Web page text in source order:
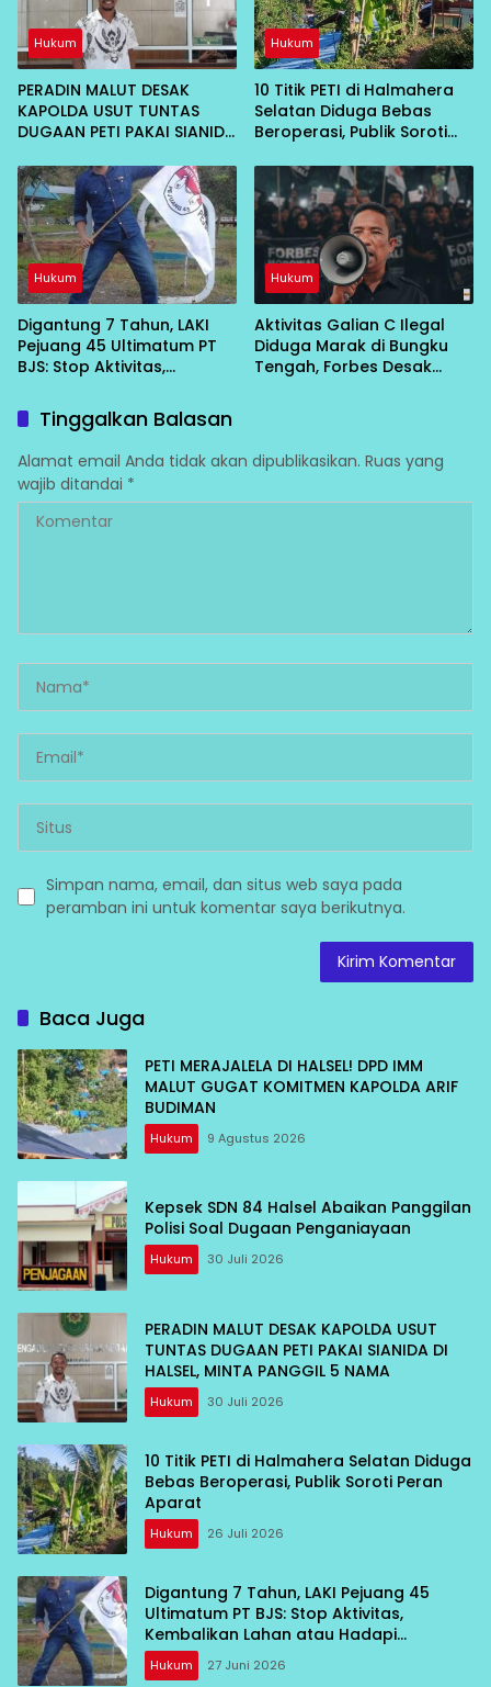
Hukum
PERADIN MALUT DESAK
KAPOLDA USUT TUNTAS
DUGAAN PETI PAKAI SIANIDA
NAMA
Hukum
10 Titik PETI di Halmahera
Selatan Diduga Bebas
Beroperasi, Publik Soroti
Hukum
Digantung 7 Tahun, LAKI
Pejuang 45 Ultimatum PT
BJS: Stop Aktivitas,
Hadapi Konsekuensi
Hukum
Aktivitas Galian C Ilegal
Diduga Marak di Bungku
Tengah, Forbes Desak
Tinggalkan Balasan
Alamat email Anda tidak akan dipublikasikan. Ruas yang
wajib ditandai *
Simpan nama, email, dan situs web saya pada
peramban ini untuk komentar saya berikutnya.
Baca Juga
PETI MERAJALELA DI HALSEL! DPD IMM
MALUT GUGAT KOMITMEN KAPOLDA ARIF
BUDIMAN
Hukum 9 Agustus 2026
Kepsek SDN 84 Halsel Abaikan Panggilan
Polisi Soal Dugaan Penganiayaan
Hukum 30 Juli 2026
PERADIN MALUT DESAK KAPOLDA USUT
TUNTAS DUGAAN PETI PAKAI SIANIDA DI
HALSEL, MINTA PANGGIL 5 NAMA
Hukum 30 Juli 2026
10 Titik PETI di Halmahera Selatan Diduga
Bebas Beroperasi, Publik Soroti Peran
Aparat
Hukum 26 Juli 2026
Digantung 7 Tahun, LAKI Pejuang 45
Ultimatum PT BJS: Stop Aktivitas,
Kembalikan Lahan atau Hadapi
Konsekuensi
Hukum 27 Juni 2026